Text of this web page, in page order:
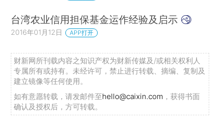
台湾农业信用担保基金运作经验及启示
2016年01月12日 APP打开
财新网所刊载内容之知识产权为财新传媒及/或相关权利人
专属所有或持有。未经许可，禁止进行转载、摘编、复制及
建立镜像等任何使用。
如有意愿转载，请发邮件至hello@caixin.com ，获得书面
确认及授权后，方可转载。